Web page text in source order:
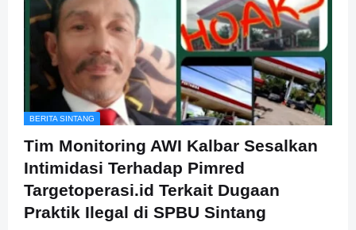
BERITA SINTANG
Tim Monitoring AWI Kalbar Sesalkan
Intimidasi Terhadap Pimred
Targetoperasi.id Terkait Dugaan
Praktik Ilegal di SPBU Sintang